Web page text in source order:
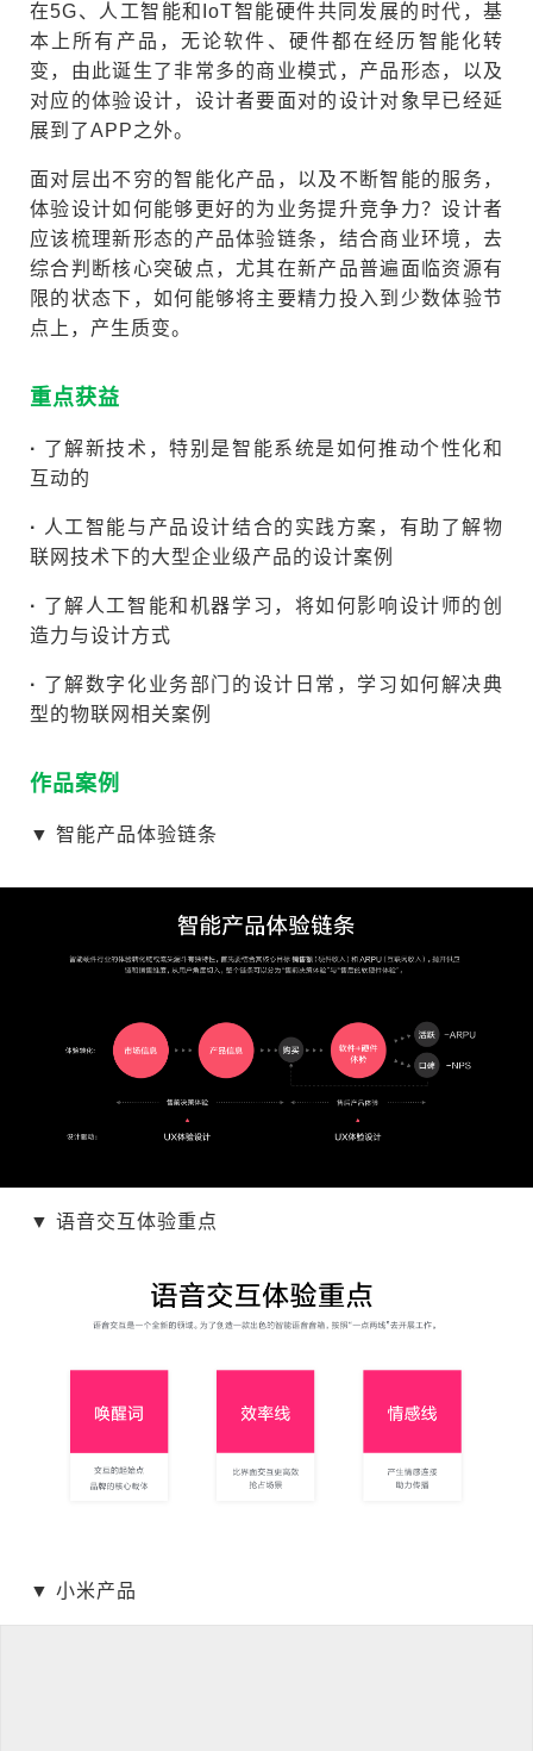
在5G、人工智能和IoT智能硬件共同发展的时代，基
本上所有产品，无论软件、硬件都在经历智能化转
变，由此诞生了非常多的商业模式，产品形态，以及
对应的体验设计，设计者要面对的设计对象早已经延
展到了APP之外。
面对层出不穷的智能化产品，以及不断智能的服务，
体验设计如何能够更好的为业务提升竞争力？设计者
应该梳理新形态的产品体验链条，结合商业环境，去
综合判断核心突破点，尤其在新产品普遍面临资源有
限的状态下，如何能够将主要精力投入到少数体验节
点上，产生质变。
重点获益
· 了解新技术，特别是智能系统是如何推动个性化和
互动的
· 人工智能与产品设计结合的实践方案，有助了解物
联网技术下的大型企业级产品的设计案例
· 了解人工智能和机器学习，将如何影响设计师的创
造力与设计方式
· 了解数字化业务部门的设计日常，学习如何解决典
型的物联网相关案例
作品案例
▼ 智能产品体验链条
▼ 语音交互体验重点
▼ 小米产品